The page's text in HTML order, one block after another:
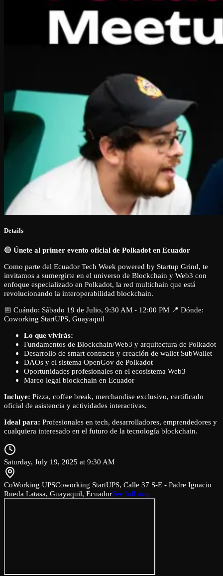
Details
🔴 Únete al primer evento oficial de Polkadot en Ecuador
Como parte del Ecuador Tech Week powered by Startup Grind, te
invitamos a sumergirte en el universo de Blockchain y Web3 con
enfoque especializado en Polkadot, la red multichain que está
revolucionando la interoperabilidad blockchain.
📅 Cuándo: Sábado 19 de Julio, 9:30 AM - 12:00 PM 📍 Dónde:
Coworking StartUPS, Guayaquil
Lo que vivirás:
Fundamentos de Blockchain/Web3 y arquitectura de Polkadot
Desarrollo de smart contracts y creación de wallet SubWallet
DAOs y el sistema OpenGov de Polkadot
Oportunidades profesionales en el ecosistema Web3
Marco legal blockchain en Ecuador
Incluye: Pizza, coffee break, merchandise exclusivo, certificado
oficial de asistencia y actividades interactivas.
Ideal para: Profesionales en tech, desarrolladores, emprendedores y
cualquiera interesado en el futuro de la tecnología blockchain.
Saturday, July 19, 2025 at 9:30 AM
CoWorking UPSCoworking StartUPS, Calle 37 S-E - Padre Ignacio
Rueda Latasa, Guayaquil, EcuadorSee full map